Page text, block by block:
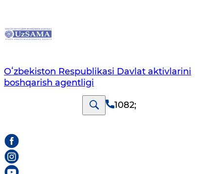
Oʻzbekiston Respublikasi Davlat aktivlarini
boshqarish agentligi
1082;